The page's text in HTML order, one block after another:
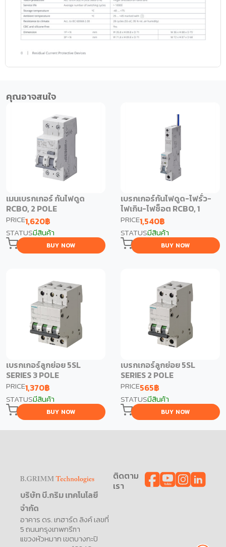
คุณอาจสนใจ
เมนเบรกเกอร์ กันไฟดูด
RCBO, 2 POLE
PRICE1,620฿
STATUSมีสินค้า
BUY NOW
เบรกเกอร์กันไฟดูด-ไฟรั่ว-
ไฟเกิน-ไฟช็อต RCBO, 1
POLE
PRICE1,540฿
STATUSมีสินค้า
BUY NOW
เบรกเกอร์ลูกย่อย 5SL
SERIES 3 POLE
PRICE1,370฿
STATUSมีสินค้า
BUY NOW
เบรกเกอร์ลูกย่อย 5SL
SERIES 2 POLE
PRICE565฿
STATUSมีสินค้า
BUY NOW
บริษัท บี.กริม เทคโนโลยี
จำกัด
อาคาร ดร. เกฮาร์ด ลิงค์ เลขที่
5 ถนนกรุงเทพกรีฑา
แขวงหัวหมาก เขตบางกะปิ
ติดตาม
เรา